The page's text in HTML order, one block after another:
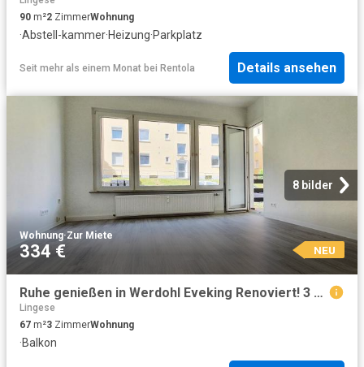
90 m²2 ZimmerWohnung
·Abstell-kammer·Heizung·Parkplatz
Seit mehr als einem Monat bei Rentola Details ansehen
8 bilder
Wohnung·Zur Miete
334 € NEU
Ruhe genießen in Werdohl Eveking Renoviert! 3 Zimmer! Balkon! 1.000€ Gutschein*!
Lingese
67 m²3 ZimmerWohnung
·Balkon